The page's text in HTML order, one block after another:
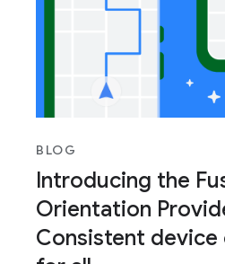
BLOG
Introducing the
Orientation
Consistent